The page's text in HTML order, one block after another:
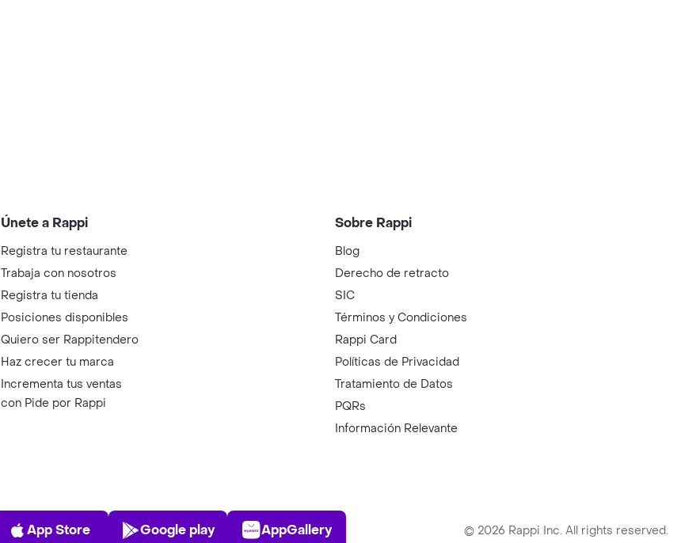
Únete a Rappi
Registra tu restaurante
Trabaja con nosotros
Registra tu tienda
Posiciones disponibles
Quiero ser Rappitendero
Haz crecer tu marca
Incrementa tus ventas
con Pide por Rappi
Sobre Rappi
Blog
Derecho de retracto
SIC
Términos y Condiciones
Rappi Card
Políticas de Privacidad
Tratamiento de Datos
PQRs
Información Relevante
App Store
App Store
Play Store
Google play
AppGallery
AppGallery © 2026 Rappi Inc. All rights reserved.